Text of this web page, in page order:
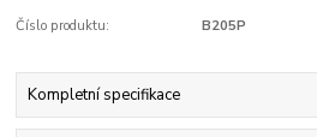
Číslo produktu: B205P
Kompletní specifikace